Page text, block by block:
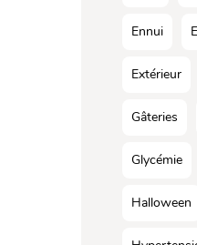
Ennui
Extérieur
Gâteries
Glycémie
Halloween